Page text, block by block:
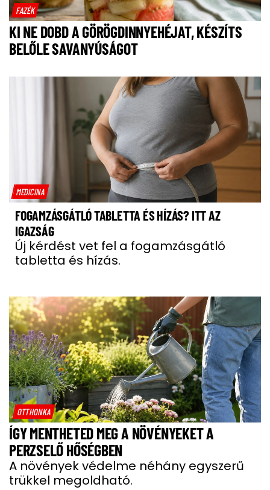
FAZÉK
KI NE DOBD A GÖRÖGDINNYEHÉJAT, KÉSZÍTS
BELŐLE SAVANYÚSÁGOT
MEDICINA
FOGAMZÁSGÁTLÓ TABLETTA ÉS HÍZÁS? ITT AZ
IGAZSÁG
Új kérdést vet fel a fogamzásgátló
tabletta és hízás.
OTTHONKA
ÍGY MENTHETED MEG A NÖVÉNYEKET A
PERZSELŐ HŐSÉGBEN
A növények védelme néhány egyszerű
trükkel megoldható.